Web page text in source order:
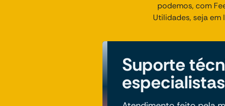
podemos, com
Utilidades, seja
Suporte
especialistas